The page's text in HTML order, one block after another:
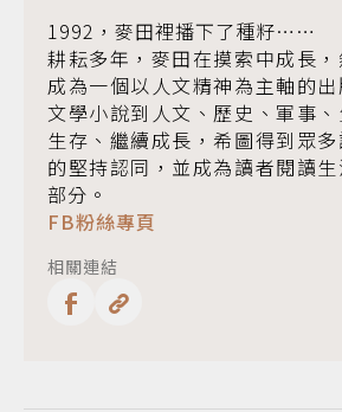
1992，麥田裡播下了種籽……
耕耘多年，麥田在摸索中成長
成為一個以人文精神為主軸的
文學小說到人文、歷史、軍事
生存、繼續成長，希圖得到眾
的堅持認同，並成為讀者閱讀
部分。
FB粉絲專頁
相關連結